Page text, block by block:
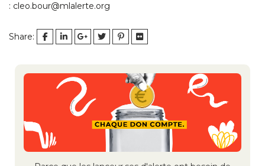
: cleo.bour@mlalerte.org
Share:
Navigation
l’article